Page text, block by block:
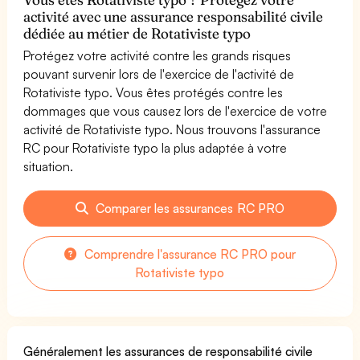
activité avec une assurance responsabilité civile
dédiée au métier de Rotativiste typo
Protégez votre activité contre les grands risques
pouvant survenir lors de l'exercice de l'activité de
Rotativiste typo. Vous êtes protégés contre les
dommages que vous causez lors de l'exercice de votre
activité de Rotativiste typo. Nous trouvons l'assurance
RC pour Rotativiste typo la plus adaptée à votre
situation.
Comparer les assurances RC PRO
Comprendre l'assurance RC PRO pour
Rotativiste typo
Généralement les assurances de responsabilité civile